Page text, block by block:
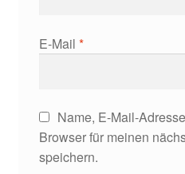
E-Mail *
Name, E-Mail-
Browser für meinen
speichern.